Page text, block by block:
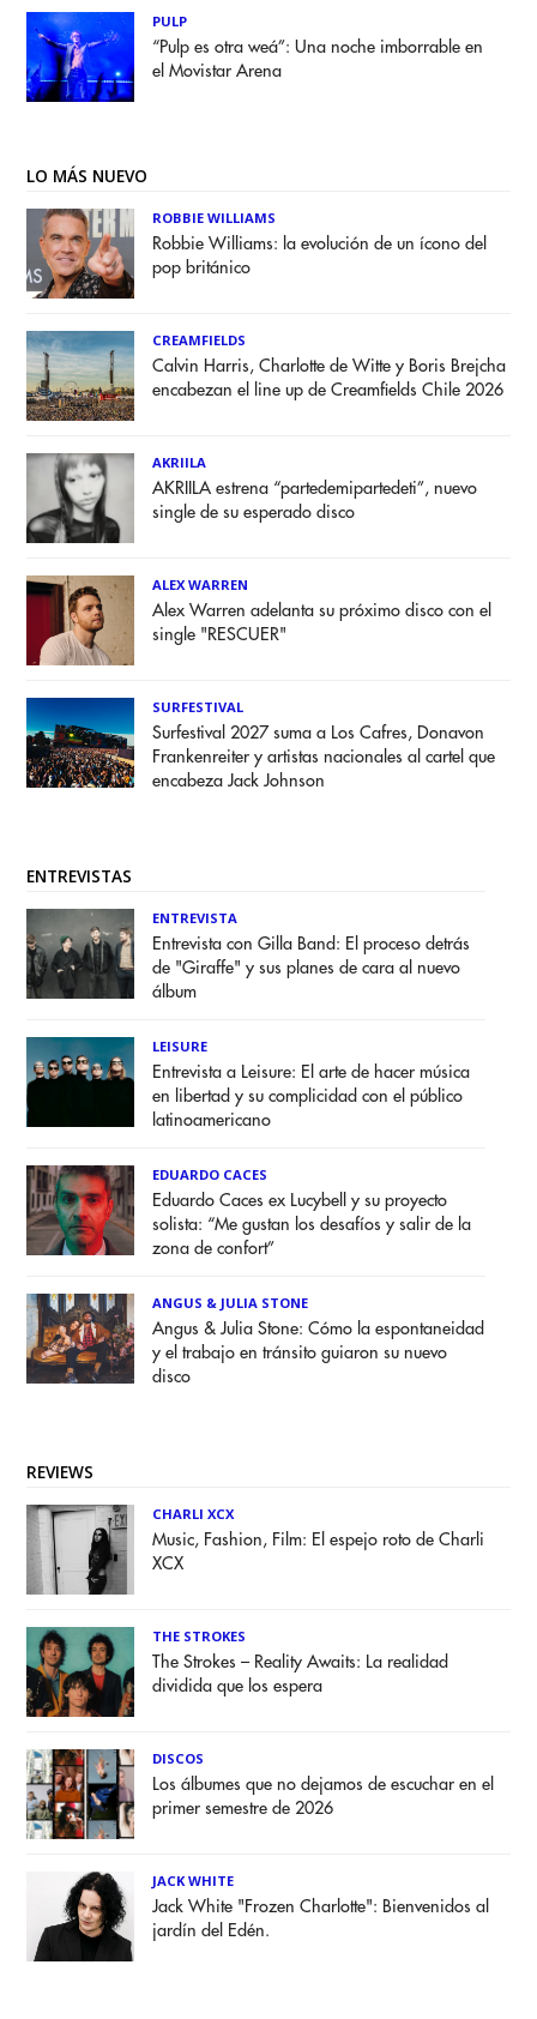
PULP
“Pulp es otra weá”: Una noche imborrable en
el Movistar Arena
LO MÁS NUEVO
ROBBIE WILLIAMS
Robbie Williams: la evolución de un ícono del
pop británico
CREAMFIELDS
Calvin Harris, Charlotte de Witte y Boris Brejcha
encabezan el line up de Creamfields Chile 2026
AKRIILA
AKRIILA estrena “partedemipartedeti”, nuevo
single de su esperado disco
ALEX WARREN
Alex Warren adelanta su próximo disco con el
single "RESCUER"
SURFESTIVAL
Surfestival 2027 suma a Los Cafres, Donavon
Frankenreiter y artistas nacionales al cartel que
encabeza Jack Johnson
ENTREVISTAS
ENTREVISTA
Entrevista con Gilla Band: El proceso detrás
de "Giraffe" y sus planes de cara al nuevo
álbum
LEISURE
Entrevista a Leisure: El arte de hacer música
en libertad y su complicidad con el público
latinoamericano
EDUARDO CACES
Eduardo Caces ex Lucybell y su proyecto
solista: “Me gustan los desafíos y salir de la
zona de confort”
ANGUS & JULIA STONE
Angus & Julia Stone: Cómo la espontaneidad
y el trabajo en tránsito guiaron su nuevo
disco
REVIEWS
CHARLI XCX
Music, Fashion, Film: El espejo roto de Charli
XCX
THE STROKES
The Strokes – Reality Awaits: La realidad
dividida que los espera
DISCOS
Los álbumes que no dejamos de escuchar en el
primer semestre de 2026
JACK WHITE
Jack White "Frozen Charlotte": Bienvenidos al
jardín del Edén.